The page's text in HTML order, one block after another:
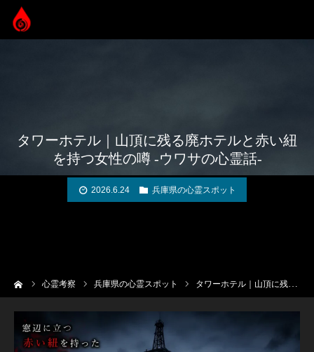
タワーホテル｜山頂に残る廃ホテルと赤い紐
を持つ女性の噂 -ウワサの心霊話-
2026.6.24 兵庫県の心霊スポット
心霊考察 兵庫県の心霊スポット タワーホテル｜山頂に残る廃ホテルと赤い紐を持つ女性の噂 -ウワサの心霊話-